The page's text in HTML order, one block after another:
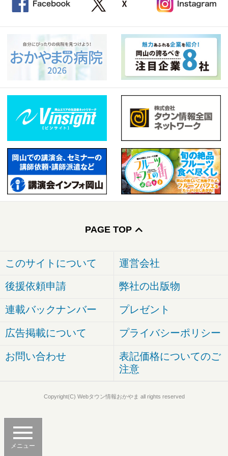
メニュー
PAGE TOP
このサイトについて 運営会社
後援依頼申請 弊社の出版物
連載バックナンバー プレゼント
広告掲載について プライバシーポリシー
お問い合わせ
表記価格についてのご
注意
Copyright(C) Webタウン情報おかやま all rights reserved